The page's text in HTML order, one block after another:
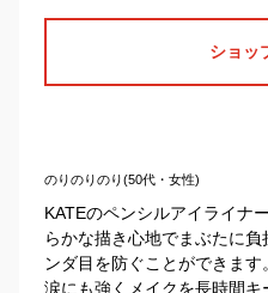
ショッ
のりのりのり(50代・女性)
KATEのペンシルアイライナ
らかな描き心地でまぶたに
ンダ目を防ぐことができま
涙にも強くメイクを長時間